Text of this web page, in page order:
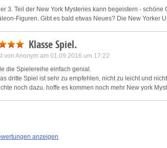
3. Teil der New York Mysteries kann begeistern -
Figuren. Gibt es bald etwas Neues? Die New Yorker
Klasse Spiel.
von Anonym am 01.09.2016 um 17:22
die Spielereihe einfach genial.
dritte Spiel ist sehr zu empfehlen, nicht zu leicht und
noch dazu. hoffe es kommen noch mehr New york
anzeigen